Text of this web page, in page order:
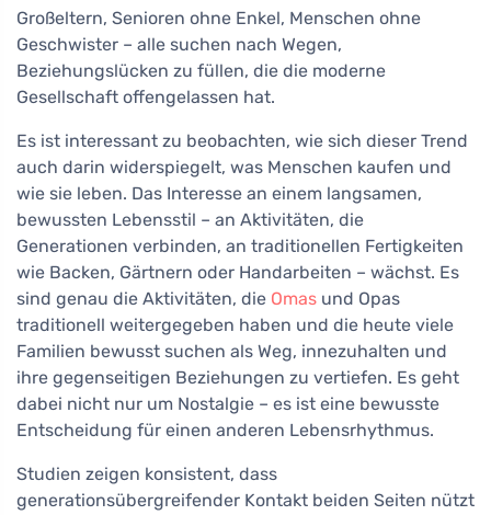
Großeltern, Senioren ohne Enkel, Menschen ohne
Geschwister – alle suchen nach Wegen,
Beziehungslücken zu füllen, die die moderne
Gesellschaft offengelassen hat.
Es ist interessant zu beobachten, wie sich dieser Trend
auch darin widerspiegelt, was Menschen kaufen und
wie sie leben. Das Interesse an einem langsamen,
bewussten Lebensstil – an Aktivitäten, die
Generationen verbinden, an traditionellen Fertigkeiten
wie Backen, Gärtnern oder Handarbeiten – wächst. Es
sind genau die Aktivitäten, die Omas und Opas
traditionell weitergegeben haben und die heute viele
Familien bewusst suchen als Weg, innezuhalten und
ihre gegenseitigen Beziehungen zu vertiefen. Es geht
dabei nicht nur um Nostalgie – es ist eine bewusste
Entscheidung für einen anderen Lebensrhythmus.
Studien zeigen konsistent, dass
generationsübergreifender Kontakt beiden Seiten nützt